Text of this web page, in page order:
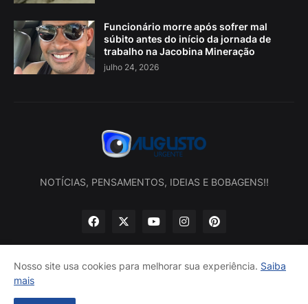
Funcionário morre após sofrer mal
súbito antes do início da jornada de
trabalho na Jacobina Mineração
julho 24, 2026
NOTÍCIAS, PENSAMENTOS, IDEIAS E BOBAGENS!!
Início
Nosso site usa cookies para melhorar sua experiência. Saiba
mais